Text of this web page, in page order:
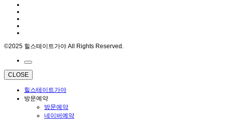
©2025 힐스테이트가야 All Rights Reserved.
CLOSE
힐스테이트가야
방문예약
방문예약
네이버예약